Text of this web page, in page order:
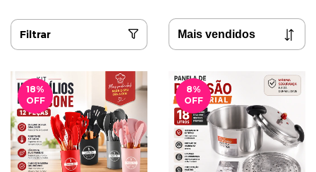
Filtrar
18%
OFF
8%
OFF